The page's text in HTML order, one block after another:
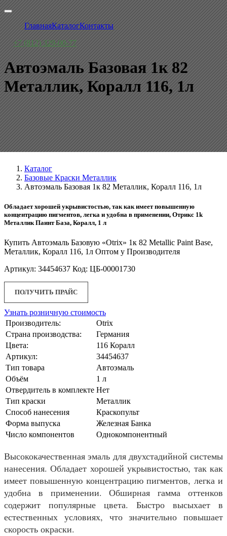
ГлавнаяКаталогКонтакты
+7 (812) 329-00-77
Автоэмаль Базовая 1к 82
Металлик, Коралл 116, 1л
Каталог
Базовые Краски Металлик
Автоэмаль Базовая 1к 82 Металлик, Коралл 116, 1л
Обладает хорошей укрывистостью, так как имеет повышенную
концентрацию пигментов, легка и удобна в применении, Отрикс 1k
Металлик Паинт База, Коралл, 1 л
Купить Автоэмаль Базовую «Otrix» 1к 82 Metallic Paint Base,
Металлик, Коралл 116, 1л Оптом у Производителя
Артикул: 34454637 Код: ЦБ-00001730
ПОЛУЧИТЬ ПРАЙС
Узнать розничную стоимость
Производитель:
Otrix
Страна производства:
Германия
Цвета:
116 Коралл
Артикул:
34454637
Тип товара
Автоэмаль
Объём
1 л
Отвердитель в комплекте Нет
Тип краски
Металлик
Способ нанесения
Краскопульт
Форма выпуска
Железная Банка
Число компонентов
Однокомпонентный
Высококачественная эмаль для двухстадийной системы
нанесения. Обладает хорошей укрывистостью, так как
имеет повышенную концентрацию пигментов, легка и
удобна в применении. Обширная гамма оттенков
содержит популярные цвета. Быстро высыхает в
естественных условиях, что значительно повышает
скорость окраски.